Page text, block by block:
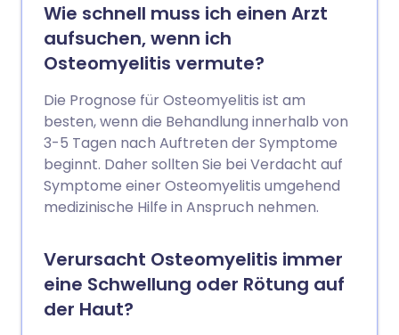
Wie schnell muss ich einen Arzt
aufsuchen, wenn ich
Osteomyelitis vermute?
Die Prognose für Osteomyelitis ist am
besten, wenn die Behandlung innerhalb von
3-5 Tagen nach Auftreten der Symptome
beginnt. Daher sollten Sie bei Verdacht auf
Symptome einer Osteomyelitis umgehend
medizinische Hilfe in Anspruch nehmen.
Verursacht Osteomyelitis immer
eine Schwellung oder Rötung auf
der Haut?